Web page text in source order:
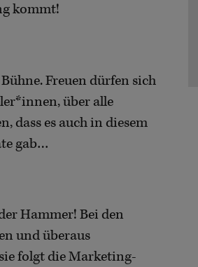
kommt!
Freuen dürfen sich
über alle
dass es auch in diesem
gab…
Hammer! Bei den
und überaus
folgt die Marketing-